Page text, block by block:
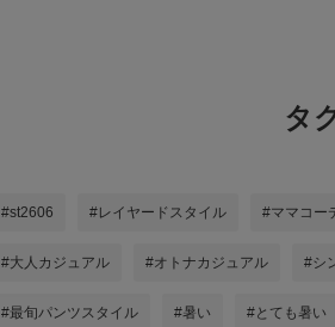
タ
#st2606 #レイヤードスタイル #ママコー
#大人カジュアル #オトナカジュアル #シ
#最旬パンツスタイル #暑い #とても暑い